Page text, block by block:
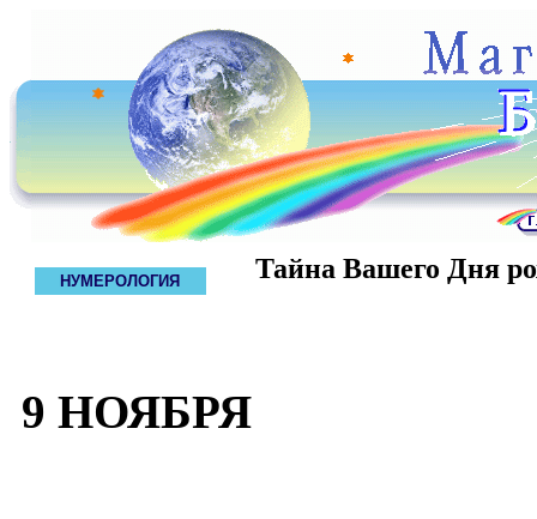
НУМЕРОЛОГИЯ Тайна Вашего Дня
9 НОЯБРЯ